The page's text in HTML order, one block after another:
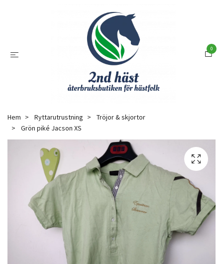
0
Hem Ryttarutrustning
Tröjor & skjortor
Grön piké Jacson XS